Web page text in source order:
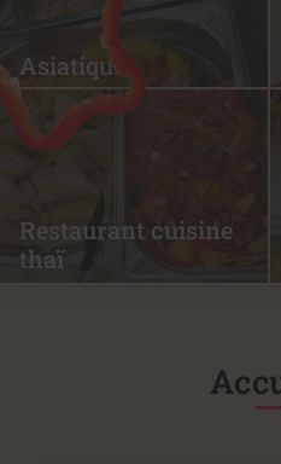
Asiatique
Restaurant cuisine
thaï